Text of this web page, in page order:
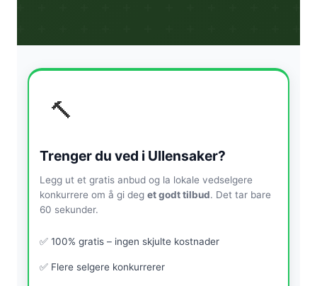
🔨
Trenger du ved i Ullensaker?
Legg ut et gratis anbud og la lokale vedselgere
konkurrere om å gi deg et godt tilbud. Det tar bare
60 sekunder.
✅ 100% gratis – ingen skjulte kostnader
✅ Flere selgere konkurrerer